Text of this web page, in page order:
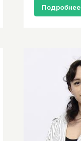
Подробнее